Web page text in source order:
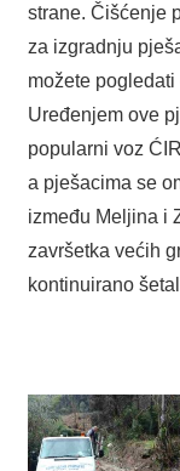
strane. Čišćenje
za izgradnju
možete pogledati
Uređenjem ove
popularni voz
a pješacima se
između Meljina i
završetka većih
kontinuirano